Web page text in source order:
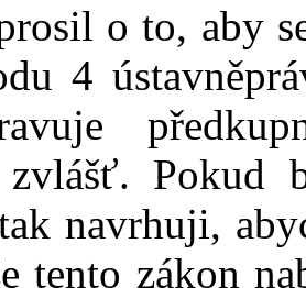
o to, aby
4
zvlášť. Pokud
navrhuji,
tento zákon